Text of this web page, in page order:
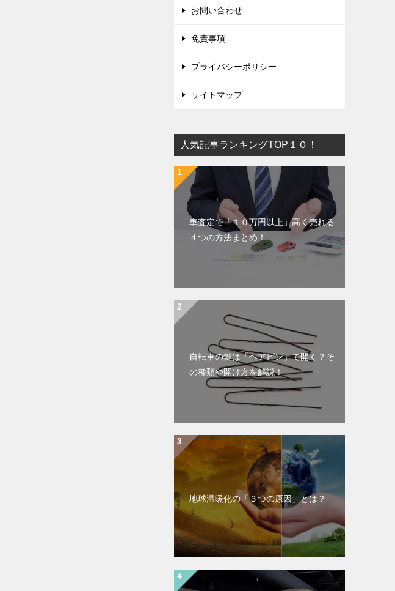
お問い合わせ
免責事項
プライバシーポリシー
サイトマップ
人気記事ランキングTOP１０！
車査定で「１０万円以上」高く売れる
４つの方法まとめ！
自転車の鍵は「ヘアピン」で開く？そ
の種類や開け方を解説！
地球温暖化の「３つの原因」とは？